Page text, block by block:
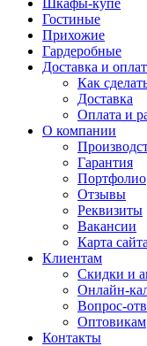
Гостиные
Прихожие
Гардеробные
Доставка и
Как
Доставка
Оплата и
О компании
Гарантия
Портфолио
Отзывы
Реквизиты
Вакансии
Карта сайта
Клиентам
Скидки и
Онлайн-
Вопрос-
Оптовикам
Контакты